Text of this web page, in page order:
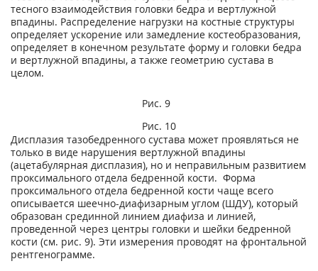
тесного взаимодействия головки бедра и вертлужной
впадины. Распределение нагрузки на костные структуры
определяет ускорение или замедление костеобразования,
определяет в конечном результате форму и головки бедра
и вертлужной впадины, а также геометрию сустава в
целом.
Рис. 9
Рис. 10
Дисплазия тазобедренного сустава может проявляться не
только в виде нарушения вертлужной впадины
(ацетабулярная дисплазия), но и неправильным развитием
проксимального отдела бедренной кости. Форма
проксимального отдела бедренной кости чаще всего
описывается шеечно-диафизарным углом (ШДУ), который
образован срединной линием диафиза и линией,
проведенной через центры головки и шейки бедренной
кости (см. рис. 9). Эти измерения проводят на фронтальной
рентгенограмме.